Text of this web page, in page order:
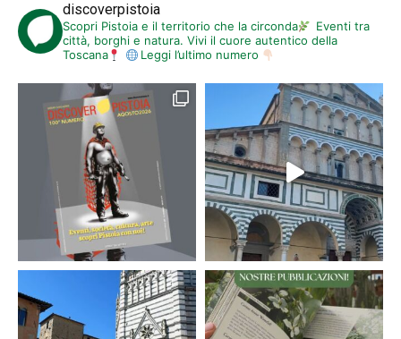
discoverpistoia
Scopri Pistoia e il territorio che la circonda
Eventi tra
città, borghi e natura. Vivi il cuore autentico della
Toscana
Leggi l’ultimo numero